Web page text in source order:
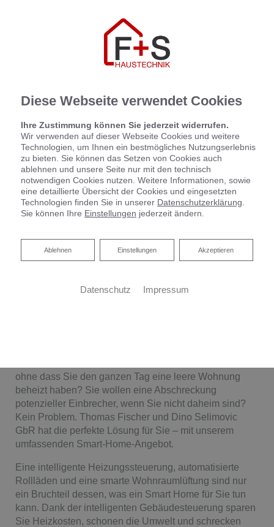
IHR INTELLIGENTES ZUHAUSE
ohne dass Sie den ganzen Tag eine leere Wohnung
beheizt haben? Sie wollen eine Abschreckung
potenzieller Einbrecher, wenn Sie nicht daheim sind?
Kein Problem. Thomas Fischer und Dino Selimovic
GbR hat die perfekte Lösung für Sie – mit unserem
umfassenden Smart-Home-Angebot.
Eine intelligente Heizungssteuerung, automatisierte
Rollläden und eine smarte Wohnraumlüftung sind nur
ein Bruchteil dessen, was ein Smart Home für Sie tun
kann. Dank der intelligenten Gebäudesteuerung sparen
Sie Heizkosten, schonen die Umwelt und schrecken
Diese Webseite verwendet Cookies
Ihre Zustimmung können Sie jederzeit widerrufen.
Wir verwenden auf dieser Webseite Cookies und weitere
Technologien, um Ihnen ein bestmögliches Nutzungserlebnis
zu bieten. Sie können das Setzen von Cookies auch
ablehnen und unsere Seite nur mit den technisch
notwendigen Cookies nutzen. Weitere Informationen, sowie
eine detaillierte Übersicht der Cookies und eingesetzten
Technologien finden Sie in unserer Datenschutzerklärung
Sie können Ihre Einstellungen jederzeit ändern.
Akzeptieren
Einstellungen
Ablehnen
Ablehnen
Datenschutz Impressum